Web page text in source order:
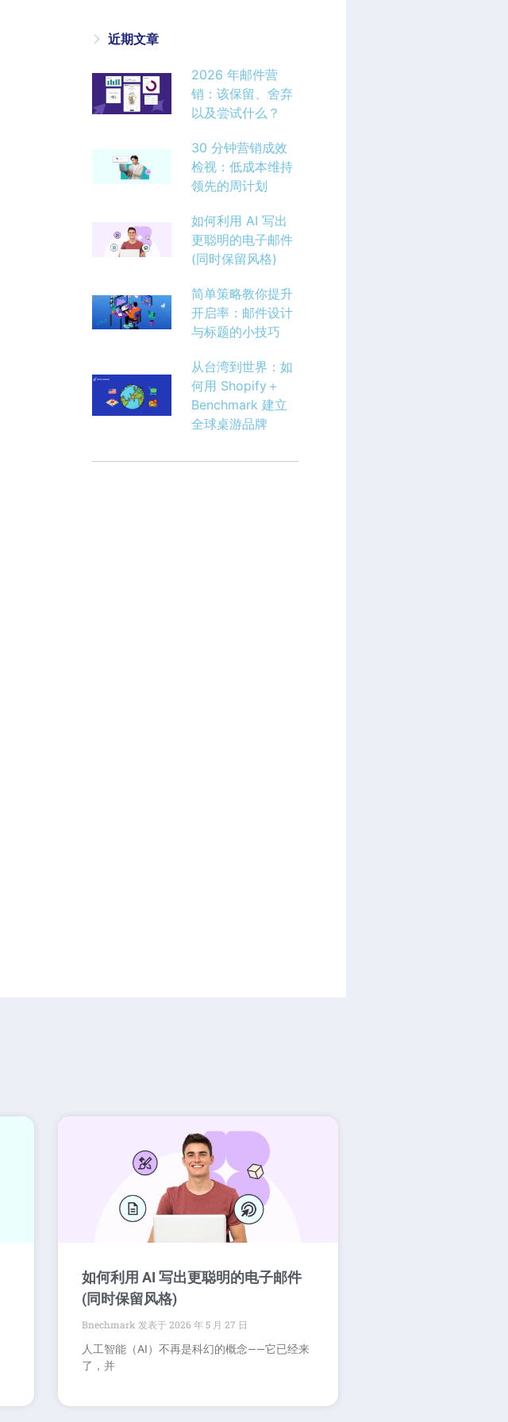
近期文章
2026 年邮件营
销：该保留、舍弃
以及尝试什么？
30 分钟营销成效
检视：低成本维持
领先的周计划
如何利用 AI 写出
更聪明的电子邮件
(同时保留风格)
简单策略教你提升
开启率：邮件设计
与标题的小技巧
从台湾到世界：如
何用 Shopify＋
Benchmark 建立
全球桌游品牌
如何利用 AI 写出更聪明的电子邮件
(同时保留风格)
Bnechmark
2026 年 5 月 27 日
人工智能（AI）不再是科幻的概念——它已经来
了，并